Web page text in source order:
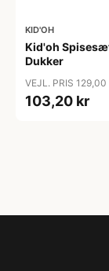
KID'OH
Kid'oh
Dukker
VEJL. PRIS 129,00
103,20 kr